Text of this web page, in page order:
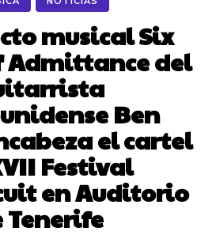
musical Six
Admittance del
Ben
el cartel
Festival
en Auditorio
Tenerife